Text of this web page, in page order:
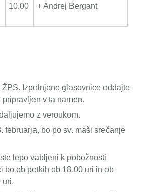
10.00 + Andrej Bergant
ŽPS. Izpolnjene glasovnice oddajte
v ta namen.
z veroukom.
februarja, bo po sv. maši srečanje
lepo vabljeni k pobožnosti
bo ob petkih ob 18.00 uri in ob
uri.